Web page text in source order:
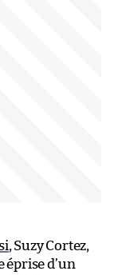
, Suzy Cortez,
éprise d’un